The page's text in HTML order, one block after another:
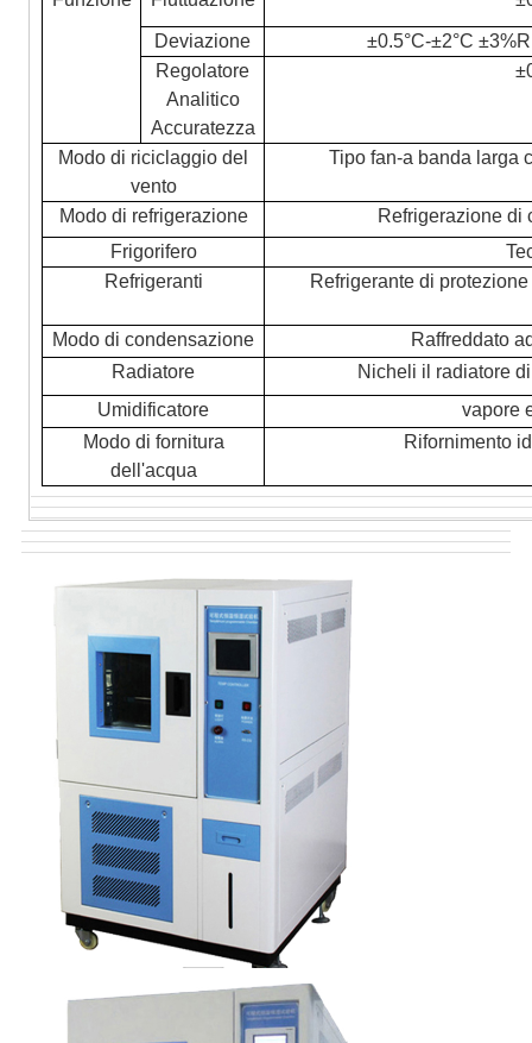
Deviazione
±0.5°C-±2°C
Regolatore
Analitico
Accuratezza
Modo di riciclaggio del
vento
Tipo fan-a banda larga
Modo di refrigerazione
Refrigerazione di
Frigorifero
Refrigeranti
Refrigerante di
Modo di condensazione
Raffreddato
Radiatore
Nicheli il radiatore
Umidificatore
vapore
Modo di fornitura
dell'acqua
Rifornimento